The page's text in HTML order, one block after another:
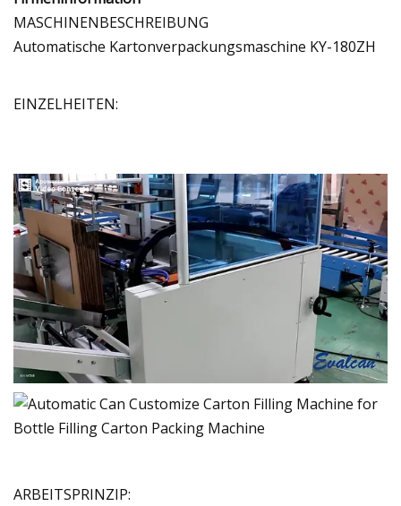
MASCHINENBESCHREIBUNG
Automatische Kartonverpackungsmaschine KY-180ZH
EINZELHEITEN:
ARBEITSPRINZIP: